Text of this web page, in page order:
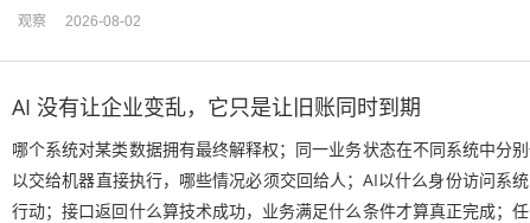
观察 2026-08-02
AI 没有让企业变乱，它只是让旧账同时到期
哪个系统对某类数据拥有最终解释权；同一业务状态在不同系统中分
以交给机器直接执行，哪些情况必须交回给人；AI以什么身份访问系
行动；接口返回什么算技术成功，业务满足什么条件才算真正完成；